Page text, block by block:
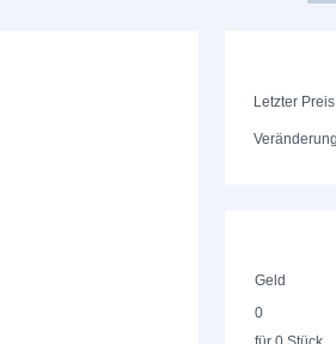
Letzter Preis
Geld
0